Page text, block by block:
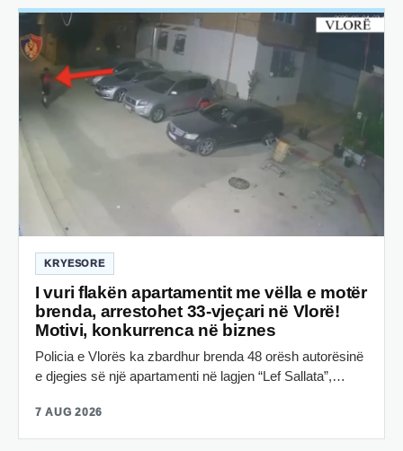
KRYESORE
I vuri flakën apartamentit me vëlla e motër
brenda, arrestohet 33-vjeçari në Vlorë!
Motivi, konkurrenca në biznes
Policia e Vlorës ka zbardhur brenda 48 orësh autorësinë
e djegies së një apartamenti në lagjen “Lef Sallata”,…
7 AUG 2026